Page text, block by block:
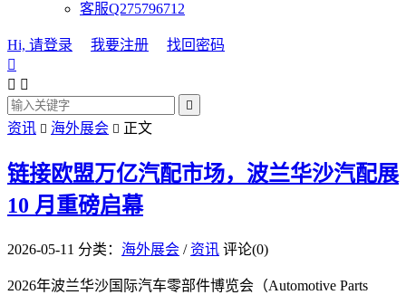
客服Q275796712
Hi, 请登录 我要注册
找回密码

 

资讯  海外展会  正文
链接欧盟万亿汽配市场，波兰华沙汽配展
10 月重磅启幕
2026-05-11 分类： 海外展会 / 资讯 评论(0)
2026年波兰华沙国际汽车零部件博览会（Automotive Parts